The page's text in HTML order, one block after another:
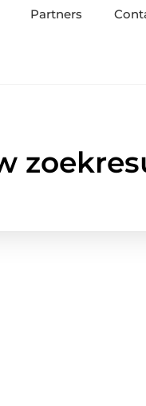
Partners